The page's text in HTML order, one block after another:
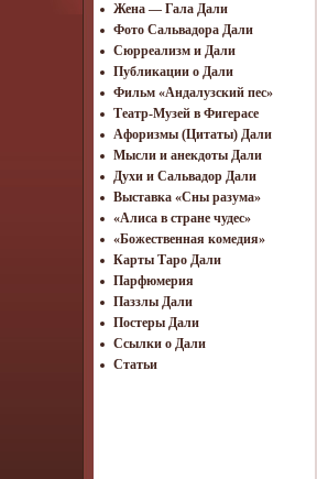
Жена — Гала Дали
Фото Сальвадора Дали
Cюрреализм и Дали
Публикации о Дали
Фильм «Андалузский пес»
Театр-Музей в Фигерасе
Афоризмы (Цитаты) Дали
Мысли и анекдоты Дали
Духи и Сальвадор Дали
Выставка «Сны разума»
«Алиса в стране чудес»
«Божественная комедия»
Карты Таро Дали
Парфюмерия
Паззлы Дали
Постеры Дали
Ссылки о Дали
Статьи